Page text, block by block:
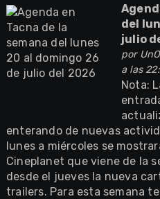
del
julio
por
a las
Nota:
enterando de nuevas
lunes a miércoles se
Cineplanet que viene de la
desde el jueves la nueva
trailers. Para esta semana